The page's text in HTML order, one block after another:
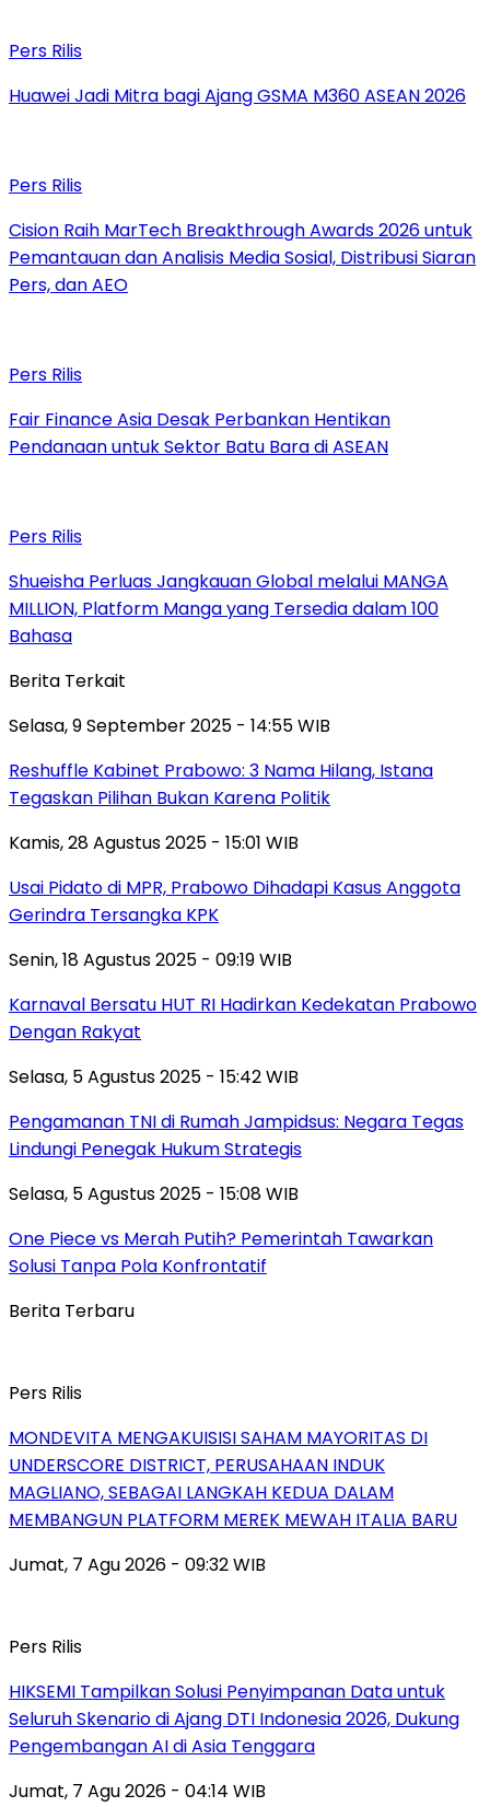
Pers Rilis
Huawei Jadi Mitra bagi Ajang GSMA M360 ASEAN 2026
Pers Rilis
Cision Raih MarTech Breakthrough Awards 2026 untuk
Pemantauan dan Analisis Media Sosial, Distribusi Siaran
Pers, dan AEO
Pers Rilis
Fair Finance Asia Desak Perbankan Hentikan
Pendanaan untuk Sektor Batu Bara di ASEAN
Pers Rilis
Shueisha Perluas Jangkauan Global melalui MANGA
MILLION, Platform Manga yang Tersedia dalam 100
Bahasa
Berita Terkait
Selasa, 9 September 2025 - 14:55 WIB
Reshuffle Kabinet Prabowo: 3 Nama Hilang, Istana
Tegaskan Pilihan Bukan Karena Politik
Kamis, 28 Agustus 2025 - 15:01 WIB
Usai Pidato di MPR, Prabowo Dihadapi Kasus Anggota
Gerindra Tersangka KPK
Senin, 18 Agustus 2025 - 09:19 WIB
Karnaval Bersatu HUT RI Hadirkan Kedekatan Prabowo
Dengan Rakyat
Selasa, 5 Agustus 2025 - 15:42 WIB
Pengamanan TNI di Rumah Jampidsus: Negara Tegas
Lindungi Penegak Hukum Strategis
Selasa, 5 Agustus 2025 - 15:08 WIB
One Piece vs Merah Putih? Pemerintah Tawarkan
Solusi Tanpa Pola Konfrontatif
Berita Terbaru
Pers Rilis
MONDEVITA MENGAKUISISI SAHAM MAYORITAS DI
UNDERSCORE DISTRICT, PERUSAHAAN INDUK
MAGLIANO, SEBAGAI LANGKAH KEDUA DALAM
MEMBANGUN PLATFORM MEREK MEWAH ITALIA BARU
Jumat, 7 Agu 2026 - 09:32 WIB
Pers Rilis
HIKSEMI Tampilkan Solusi Penyimpanan Data untuk
Seluruh Skenario di Ajang DTI Indonesia 2026, Dukung
Pengembangan AI di Asia Tenggara
Jumat, 7 Agu 2026 - 04:14 WIB